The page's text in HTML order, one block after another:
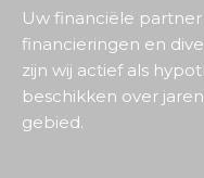
Uw financiële
financieringen en
zijn wij actief als
beschikken over
gebied.